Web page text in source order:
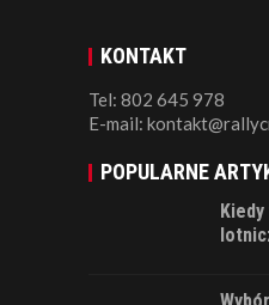
KONTAKT
Tel: 802 645 978
E-mail:
POPULARNE